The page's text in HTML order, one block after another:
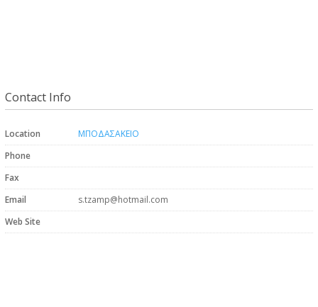
Contact Info
Location
ΜΠΟΔΑΣΑΚΕΙΟ
Phone
Fax
Email
s.tzamp@hotmail.com
Web Site